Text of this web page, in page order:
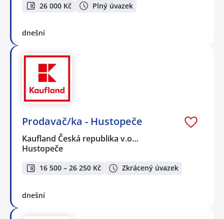
26 000 Kč Plný úvazek
dnešní
Prodavač/ka - Hustopeče
Kaufland Česká republika v.o…
Hustopeče
16 500 – 26 250 Kč Zkrácený úvazek
dnešní